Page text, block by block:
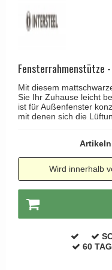
Türgriffe Gio Ponti LAMA
MEDICI Türgriff
Weingarden Türgriff
Østerbro - Türgriffe aus
Türgriffe Buster+Punch
Formani Türgriffe
FSB Türgriff
RANDI Classic Line
Treibstangen - Patio
Østerbro - Rückplatte
Hüte Regale
Messingpolitur
RDS türgrigge
Sibes Metall
Søe-Jensen & Co.
Valli & Valli türgriffe
Fensterrahmenstütze
Mit diesem
Sie Ihr Zuhause leicht
ist für Außenfenster
mit denen sich die
Wird innerhalb
60